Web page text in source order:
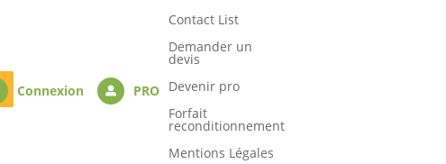
Connexion  PRO
Contact List
Demander un
devis
Devenir pro
Forfait
reconditionnement
Mentions Légales